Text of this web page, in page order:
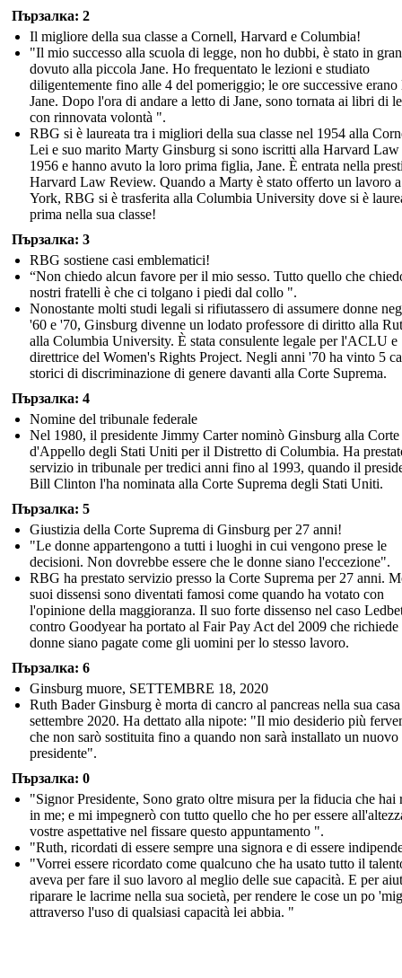
Пързалка: 2
Il migliore della sua classe a Cornell, Harvard e Columbia!
"Il mio successo alla scuola di legge, non ho dubbi, è stato in
dovuto alla piccola Jane. Ho frequentato le lezioni e studiato
diligentemente fino alle 4 del pomeriggio; le ore successive
Jane. Dopo l'ora di andare a letto di Jane, sono tornata ai libri di
con rinnovata volontà ".
RBG si è laureata tra i migliori della sua classe nel 1954 alla
Lei e suo marito Marty Ginsburg si sono iscritti alla Harvard Law
1956 e hanno avuto la loro prima figlia, Jane. È entrata nella
Harvard Law Review. Quando a Marty è stato offerto un lavoro
York, RBG si è trasferita alla Columbia University dove si è
prima nella sua classe!
Пързалка: 3
RBG sostiene casi emblematici!
“Non chiedo alcun favore per il mio sesso. Tutto quello che
nostri fratelli è che ci tolgano i piedi dal collo ".
Nonostante molti studi legali si rifiutassero di assumere donne
'60 e '70, Ginsburg divenne un lodato professore di diritto alla
alla Columbia University. È stata consulente legale per l'ACLU e
direttrice del Women's Rights Project. Negli anni '70 ha vinto 5
storici di discriminazione di genere davanti alla Corte Suprema.
Пързалка: 4
Nomine del tribunale federale
Nel 1980, il presidente Jimmy Carter nominò Ginsburg alla Corte
d'Appello degli Stati Uniti per il Distretto di Columbia. Ha
servizio in tribunale per tredici anni fino al 1993, quando il
Bill Clinton l'ha nominata alla Corte Suprema degli Stati Uniti.
Пързалка: 5
Giustizia della Corte Suprema di Ginsburg per 27 anni!
"Le donne appartengono a tutti i luoghi in cui vengono prese le
decisioni. Non dovrebbe essere che le donne siano l'eccezione".
RBG ha prestato servizio presso la Corte Suprema per 27 anni.
suoi dissensi sono diventati famosi come quando ha votato con
l'opinione della maggioranza. Il suo forte dissenso nel caso
contro Goodyear ha portato al Fair Pay Act del 2009 che richiede
donne siano pagate come gli uomini per lo stesso lavoro.
Пързалка: 6
Ginsburg muore, SETTEMBRE 18, 2020
Ruth Bader Ginsburg è morta di cancro al pancreas nella sua
settembre 2020. Ha dettato alla nipote: "Il mio desiderio più
che non sarò sostituita fino a quando non sarà installato un nuovo
presidente".
Пързалка: 0
"Signor Presidente, Sono grato oltre misura per la fiducia che hai
in me; e mi impegnerò con tutto quello che ho per essere
vostre aspettative nel fissare questo appuntamento ".
"Ruth, ricordati di essere sempre una signora e di essere
"Vorrei essere ricordato come qualcuno che ha usato tutto il
aveva per fare il suo lavoro al meglio delle sue capacità. E per
riparare le lacrime nella sua società, per rendere le cose un po
attraverso l'uso di qualsiasi capacità lei abbia. "